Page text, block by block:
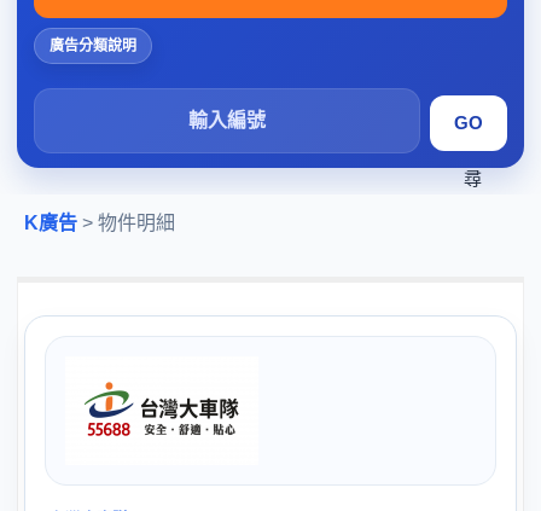
廣告分類說明
搜
尋
K廣告 > 物件明細